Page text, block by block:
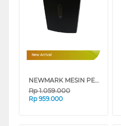
New Arrival
NEWMARK MESIN PENGHANCUR KERTAS PAPER SHREDDER NM_F6_SC_7.9MM
Rp1.059.000
Rp 959.000